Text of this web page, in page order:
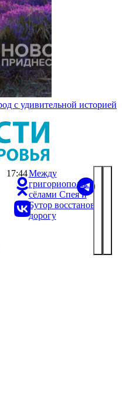
с удивительной историей
17:44Между
григориопольскими
сёлами Спея и
Бутор восстановили
дорогу